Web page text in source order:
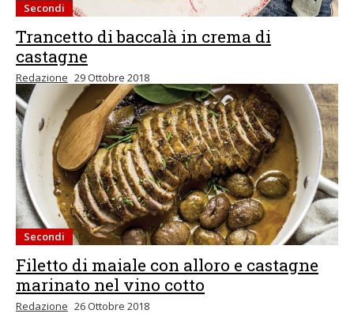
Secondi
Trancetto di baccalà in crema di
castagne
Redazione 29 Ottobre 2018
Secondi
Filetto di maiale con alloro e castagne
marinato nel vino cotto
Redazione 26 Ottobre 2018